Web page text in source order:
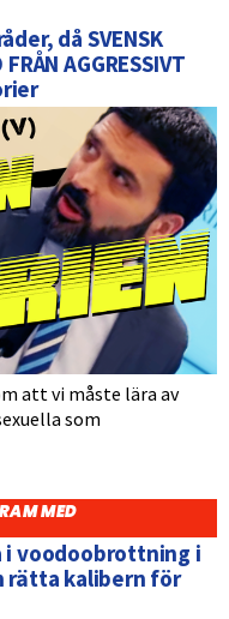
då SVENSK
AGGRESSIVT
att vi måste lära av
som
MED
i voodoobrottning i
rätta kalibern för